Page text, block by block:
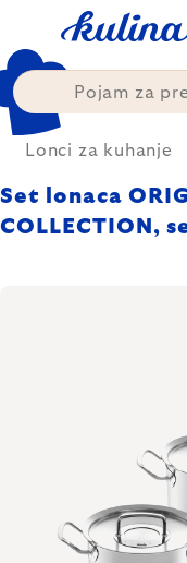
content
Lonci za kuhanje
Set lonaca
COLLECTION,